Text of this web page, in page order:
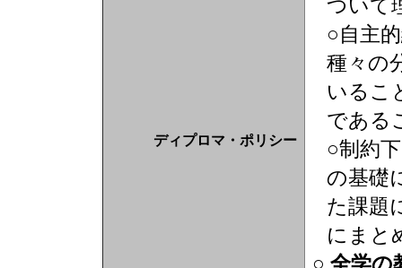
ディプロマ・ポリシー
ついて
○自主
種々の
いるこ
である
○制約
の基礎
た課題
にまと